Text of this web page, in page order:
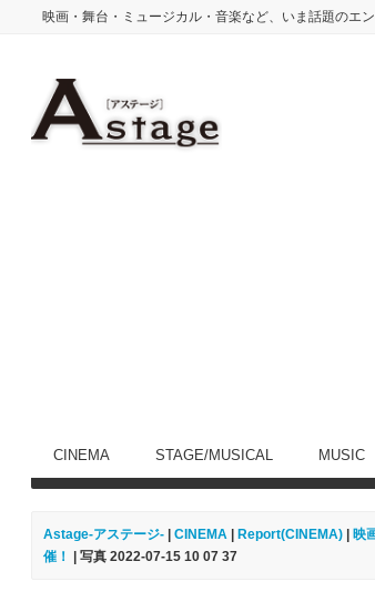
映画・舞台・ミュージカル・音楽など、いま話題のエ
CINEMA STAGE/MUSICAL MUSIC
Astage-アステージ- CINEMA Report(CINEMA)
映
催！
| 写真 2022-07-15 10 07 37